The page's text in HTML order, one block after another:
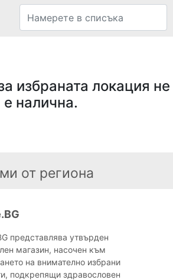
избраната локация не
е налична.
от региона
представлява утвърден
магазин, насочен към
на внимателно избрани
подкрепящи здравословен